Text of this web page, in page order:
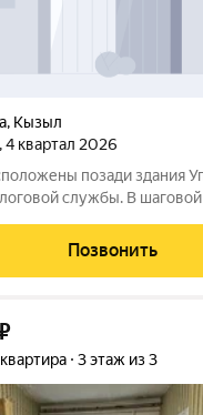
, Кызыл
, 4 квартал 2026
позади здания
службы. В
дошкольное учреждение
хорошей
Позвонить
3 этаж из 3